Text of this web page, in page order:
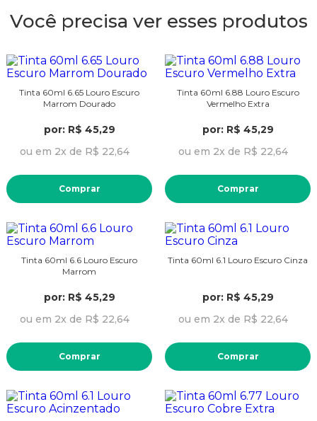
Você precisa ver esses produtos
Tinta 60ml 6.65 Louro Escuro
Marrom Dourado
por: R$ 45,29
ou em 2x de R$ 22,64
Comprar
Tinta 60ml 6.88 Louro Escuro
Vermelho Extra
por: R$ 45,29
ou em 2x de R$ 22,64
Comprar
Tinta 60ml 6.6 Louro Escuro
Marrom
por: R$ 45,29
ou em 2x de R$ 22,64
Comprar
Tinta 60ml 6.1 Louro Escuro Cinza
por: R$ 45,29
ou em 2x de R$ 22,64
Comprar